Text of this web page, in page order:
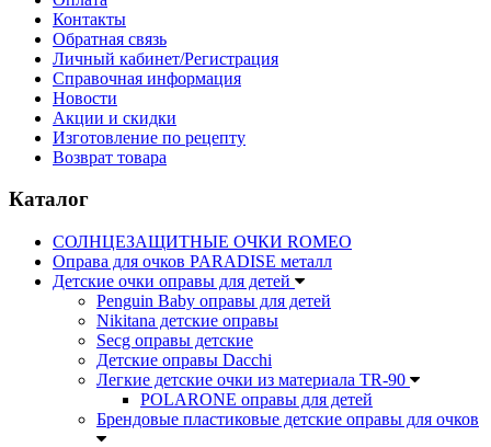
Контакты
Обратная связь
Личный кабинет/Регистрация
Справочная информация
Новости
Акции и скидки
Изготовление по рецепту
Возврат товара
Каталог
СОЛНЦЕЗАЩИТНЫЕ ОЧКИ ROMEO
Оправа для очков PARADISE металл
Детские очки оправы для детей
Penguin Baby оправы для детей
Nikitana детские оправы
Secg оправы детские
Детские оправы Dacchi
Легкие детские очки из материала TR-90
POLARONE оправы для детей
Брендовые пластиковые детские оправы для очков